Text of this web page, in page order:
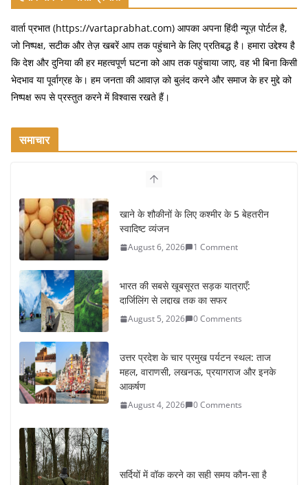
b
o
o
k
वार्ता प्रभात (https://vartaprabhat.com) आपका अपना हिंदी न्यूज़ पोर्टल है,
जो निष्पक्ष, सटीक और तेज़ खबरें आप तक पहुंचाने के लिए प्रतिबद्ध है। हमारा उद्देश्य है
कि देश और दुनिया की हर महत्वपूर्ण घटना को आप तक पहुंचाया जाए, वह भी बिना किसी
भेदभाव या पूर्वाग्रह के। हम जनता की आवाज़ को बुलंद करने और समाज के हर मुद्दे को
निष्पक्ष रूप से प्रस्तुत करने में विश्वास रखते हैं।
समाचार
खाने के शौकीनों के लिए कश्मीर के 5 बेहतरीन
स्वादिष्ट व्यंजन
August 6, 2026 1 Comment
भारत की सबसे खूबसूरत सड़क यात्राएँ:
दार्जिलिंग से लद्दाख तक का सफर
August 5, 2026 0 Comments
उत्तर प्रदेश के चार प्रमुख पर्यटन स्थल: ताज
महल, वाराणसी, लखनऊ, प्रयागराज और इनके
आकर्षण
August 4, 2026 0 Comments
सर्दियों में वॉक करने का सही समय कौन-सा है